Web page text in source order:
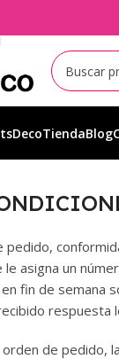
TiendaBlog
pedido,
le asigna un
fin de semana
respuesta
de pedido,